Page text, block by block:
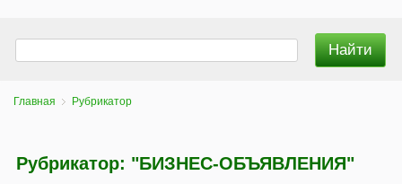
Главная Рубрикатор
Рубрикатор: "БИЗНЕС-ОБЪЯВЛЕНИЯ"